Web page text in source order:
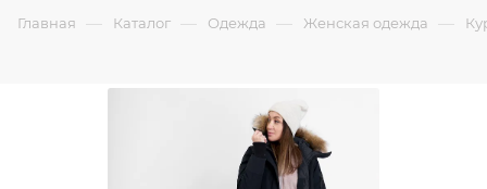
Главная — Каталог — Одежда — Женская одежда —